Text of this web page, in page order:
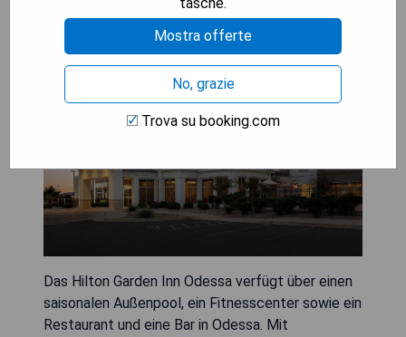
Hilton Garden Inn Odessa
Das Hilton Garden Inn Odessa verfügt über einen
saisonalen Außenpool, ein Fitnesscenter sowie ein
Restaurant und eine Bar in Odessa. Mit
Mostra offerte
No, grazie
Trova su booking.com